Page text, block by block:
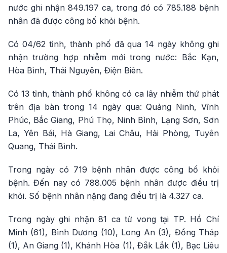
nước ghi nhận 849.197 ca, trong đó có 785.188 bệnh
nhân đã được công bố khỏi bệnh.
Có 04/62 tỉnh, thành phố đã qua 14 ngày không ghi
nhận trường hợp nhiễm mới trong nước: Bắc Kạn,
Hòa Bình, Thái Nguyên, Điện Biên.
Có 13 tỉnh, thành phố không có ca lây nhiễm thứ phát
trên địa bàn trong 14 ngày qua: Quảng Ninh, Vĩnh
Phúc, Bắc Giang, Phú Thọ, Ninh Bình, Lạng Sơn, Sơn
La, Yên Bái, Hà Giang, Lai Châu, Hải Phòng, Tuyên
Quang, Thái Bình.
Trong ngày có 719 bệnh nhân được công bố khỏi
bệnh. Đến nay có 788.005 bệnh nhân được điều trị
khỏi. Số bệnh nhân nặng đang điều trị là 4.327 ca.
Trong ngày ghi nhận 81 ca tử vong tại TP. Hồ Chí
Minh (61), Bình Dương (10), Long An (3), Đồng Tháp
(1), An Giang (1), Khánh Hòa (1), Đắk Lắk (1), Bạc Liêu